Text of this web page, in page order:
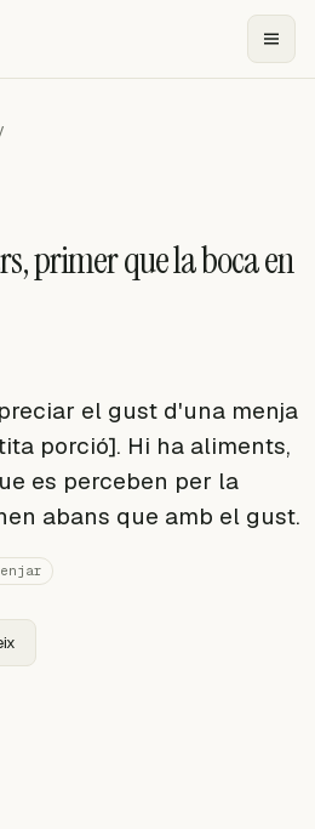
primer que la boca en
el gust d'una menja
porció]. Hi ha aliments,
es perceben per la
abans que amb el gust.